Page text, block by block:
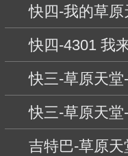
快四-我的草原天
快四-4301 我来了-
快三-草原天
快三-草原天堂
吉特巴-草原天